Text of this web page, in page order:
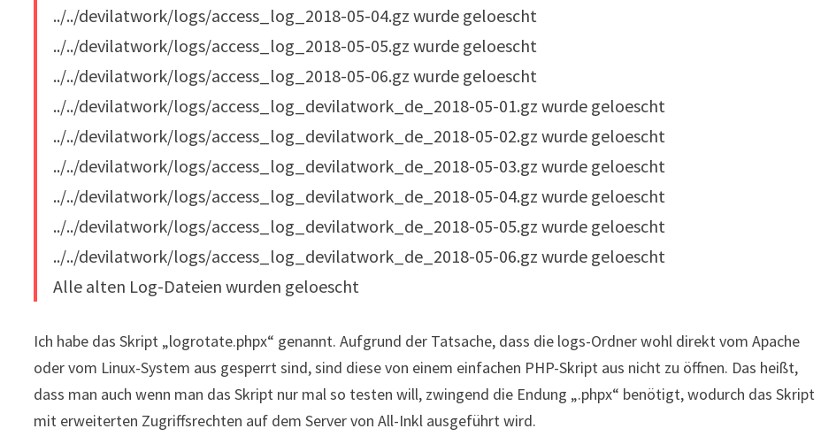
../../devilatwork/logs/access_log_2018-05-04.gz wurde geloescht
../../devilatwork/logs/access_log_2018-05-05.gz wurde geloescht
../../devilatwork/logs/access_log_2018-05-06.gz wurde geloescht
../../devilatwork/logs/access_log_devilatwork_de_2018-05-01.gz wurde geloescht
../../devilatwork/logs/access_log_devilatwork_de_2018-05-02.gz wurde geloescht
../../devilatwork/logs/access_log_devilatwork_de_2018-05-03.gz wurde geloescht
../../devilatwork/logs/access_log_devilatwork_de_2018-05-04.gz wurde geloescht
../../devilatwork/logs/access_log_devilatwork_de_2018-05-05.gz wurde geloescht
../../devilatwork/logs/access_log_devilatwork_de_2018-05-06.gz wurde geloescht
Alle alten Log-Dateien wurden geloescht
Ich habe das Skript „logrotate.phpx“ genannt. Aufgrund der Tatsache, dass die logs-Ordner wohl direkt vom Apache
oder vom Linux-System aus gesperrt sind, sind diese von einem einfachen PHP-Skript aus nicht zu öffnen. Das heißt,
dass man auch wenn man das Skript nur mal so testen will, zwingend die Endung „.phpx“ benötigt, wodurch das Skript
mit erweiterten Zugriffsrechten auf dem Server von All-Inkl ausgeführt wird.